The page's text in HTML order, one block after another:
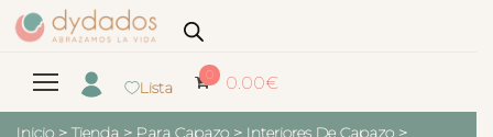
Lista
0 0.00€
Inicio > Tienda > Para Capazo > Interiores De Capazo >